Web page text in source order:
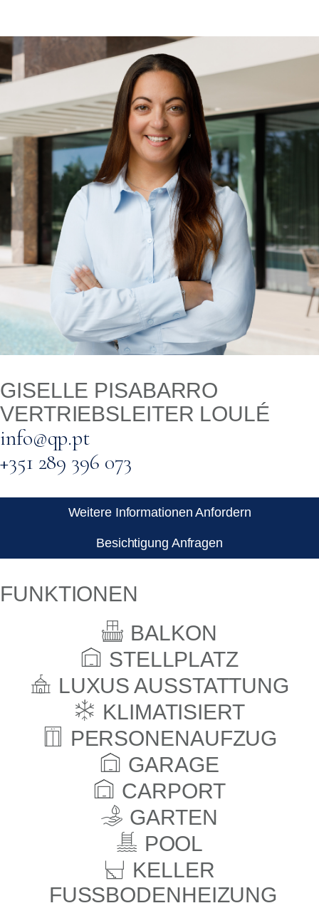
GISELLE PISABARRO
VERTRIEBSLEITER LOULÉ
info@qp.pt
+351 289 396 073
Weitere Informationen Anfordern
Besichtigung Anfragen
FUNKTIONEN
BALKON
STELLPLATZ
LUXUS AUSSTATTUNG
KLIMATISIERT
PERSONENAUFZUG
GARAGE
CARPORT
GARTEN
POOL
KELLER
FUSSBODENHEIZUNG